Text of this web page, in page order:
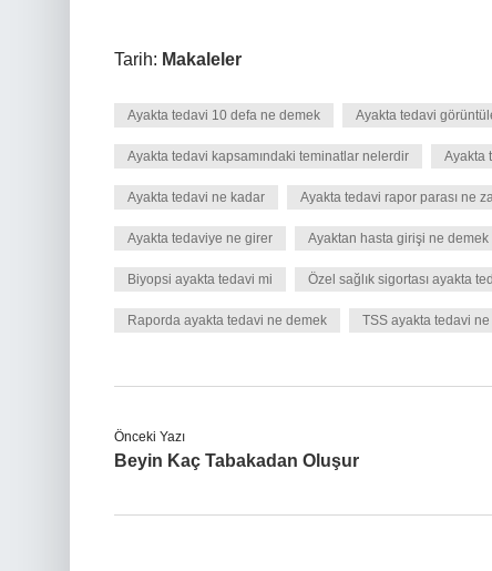
Tarih: Makaleler
Ayakta tedavi 10 defa ne demek Ayakta tedavi
Ayakta tedavi kapsamındaki teminatlar nelerdir Ayakta
Ayakta tedavi ne kadar Ayakta tedavi rapor parası ne
Ayakta tedaviye ne girer Ayaktan hasta girişi ne demek
Biyopsi ayakta tedavi mi Özel sağlık sigortası ayakta
Raporda ayakta tedavi ne demek TSS ayakta tedavi
Önceki Yazı
Beyin Kaç Tabakadan Oluşur